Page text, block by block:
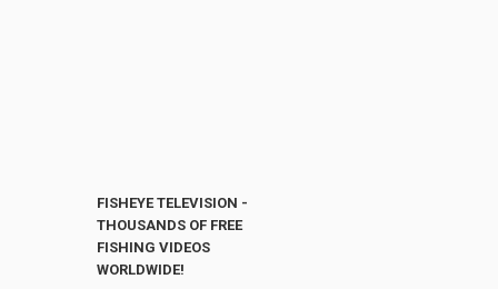
FISHEYE TELEVISION -
THOUSANDS OF FREE
FISHING VIDEOS
WORLDWIDE!